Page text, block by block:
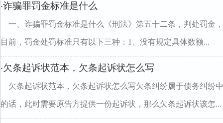
·诈骗罪罚金标准是什么
一、诈骗罪罚金标准是什么《刑法》第五十二条，判处罚金
目前，罚金处罚标准只有以下三种：1、没有规定具体数额...
·欠条起诉状范本，欠条起诉状怎么写
欠条起诉状范本，欠条起诉状怎么写欠条纠纷属于债务纠纷
的话，此时需要原告方提供一份起诉状，那么欠条起诉状该怎...